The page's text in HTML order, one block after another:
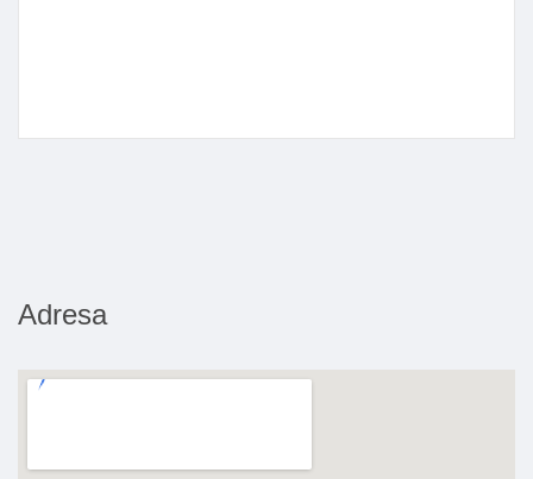
Adresa